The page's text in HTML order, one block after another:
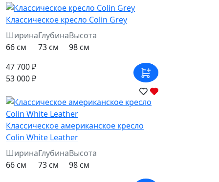
Классическое кресло Colin Grey
Ширина
66 см
Глубина
73 см
Высота
98 см
47 700 ₽
53 000 ₽
Классическое американское кресло
Colin White Leather
Ширина
66 см
Глубина
73 см
Высота
98 см